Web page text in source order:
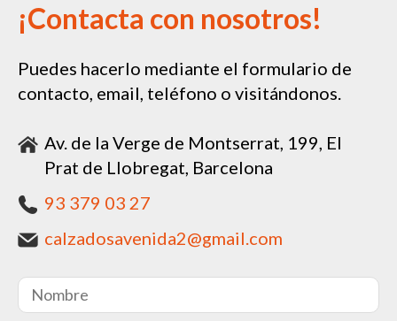
¡Contacta con nosotros!
Puedes hacerlo mediante el formulario de
contacto, email, teléfono o visitándonos.
Av. de la Verge de Montserrat, 199, El
Prat de Llobregat, Barcelona
93 379 03 27
calzadosavenida2@gmail.com